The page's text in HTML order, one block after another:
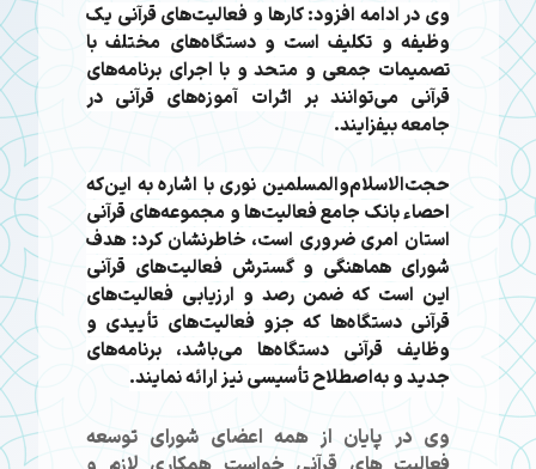
وی در ادامه افزود: کارها و فعالیت‌های قرآنی یک
وظیفه و تکلیف است و دستگاه‌های مختلف با
تصمیمات جمعی و متحد و با اجرای برنامه‌های
قرآنی می‌توانند بر اثرات آموزه‌های قرآنی در
جامعه بیفزایند.
حجت‌الاسلام‌والمسلمین نوری با اشاره به این‌که
احصاء بانک جامع فعالیت‌ها و مجموعه‌های قرآنی
استان امری ضروری است، خاطرنشان کرد: هدف
شورای هماهنگی و گسترش فعالیت‌های قرآنی
این است که ضمن رصد و ارزیابی فعالیت‌های
قرآنی دستگاه‌ها که جزو فعالیت‌های تأییدی و
وظایف قرآنی دستگاه‌ها می‌باشد، برنامه‌های
جدید و به‌اصطلاح تأسیسی نیز ارائه نمایند.
وی در پایان از همه اعضای شورای توسعه